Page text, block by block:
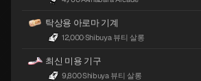
탁상용 아로마 기계
12,000·Shibuya 뷰티 살롱
최신 미용 기구
9,800·Shibuya 뷰티 살롱